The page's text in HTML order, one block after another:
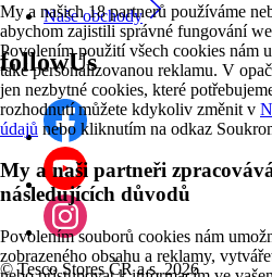
My a našich 18 partnerů používáme
abychom zajistili správné fungování
Povolením použití všech cookies nám
také personalizovanou reklamu. V
jen nezbytné cookies, které
rozhodnutí můžete kdykoliv změnit v
údajů nebo kliknutím na odkaz
My a naši partneři
následujících důvodů
Povolením souborů cookies nám
zobrazeného obsahu a reklamy,
Naše obchody
followUs
©Tesco Stores ČR a.s. 2026